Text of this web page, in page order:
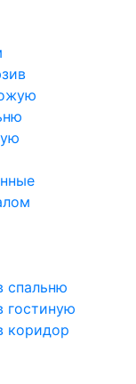
спальню
коридор